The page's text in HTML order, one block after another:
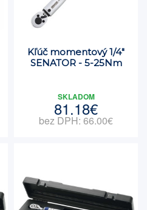
Kľúč momentový 1/4"
SENATOR - 5-25Nm
SKLADOM
81.18€
bez DPH: 66.00€